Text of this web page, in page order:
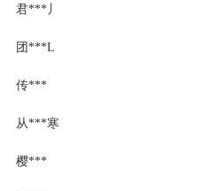
君***丿
团***L
传***
从***寒
樱***